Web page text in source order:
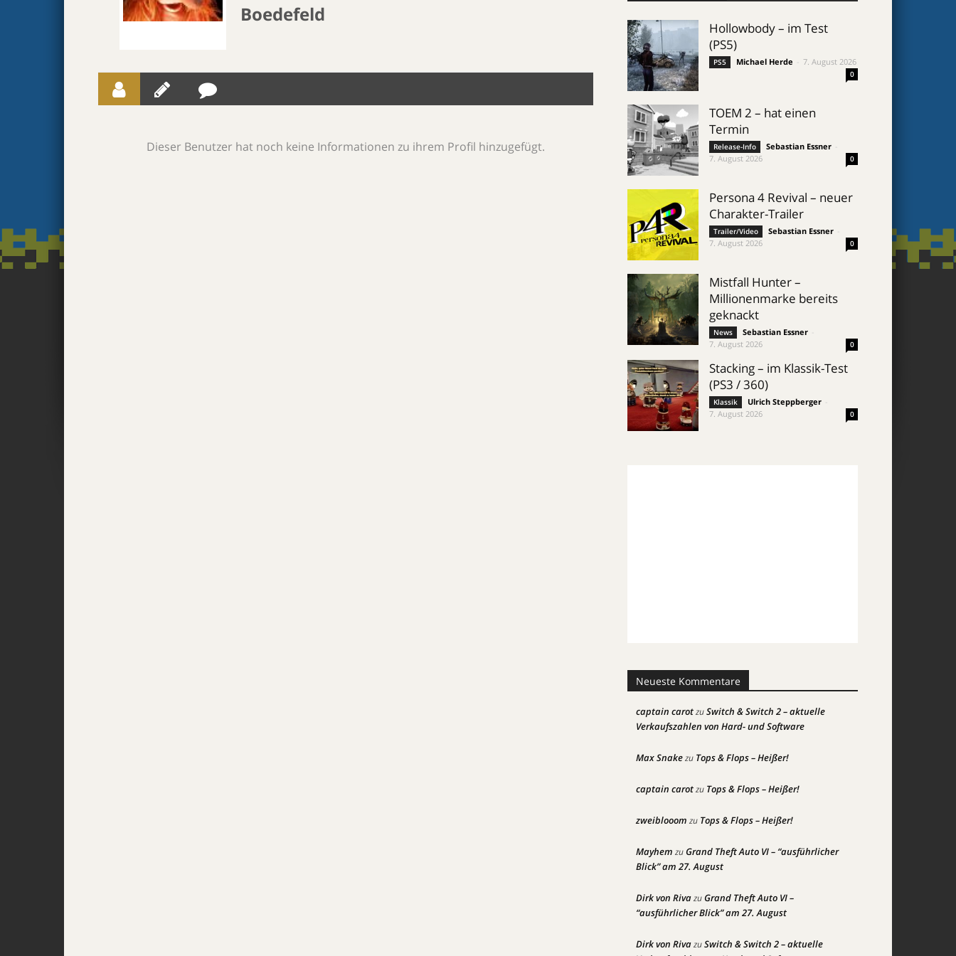
Boedefeld
Dieser Benutzer hat noch keine Informationen zu ihrem Profil hinzugefügt.
Hollowbody – im Test
(PS5)
PS5 Michael Herde 7. August 2026
0
TOEM 2 – hat einen
Termin
Release-Info Sebastian Essner
7. August 2026
0
Persona 4 Revival – neuer
Charakter-Trailer
Trailer/Video Sebastian Essner
7. August 2026
0
Mistfall Hunter –
Millionenmarke bereits
geknackt
News Sebastian Essner
7. August 2026
0
Stacking – im Klassik-Test
(PS3 / 360)
Klassik Ulrich Steppberger
7. August 2026
0
Neueste Kommentare
captain carotzuSwitch & Switch 2 – aktuelle
Verkaufszahlen von Hard- und Software
Max Snakezu Tops & Flops – Heißer!
captain carotzu Tops & Flops – Heißer!
zweiblooom zu Tops & Flops – Heißer!
Mayhem zuGrand Theft Auto VI – “ausführlicher
Blick” am 27. August
Dirk von RivazuGrand Theft Auto VI –
“ausführlicher Blick” am 27. August
Dirk von RivazuSwitch & Switch 2 – aktuelle